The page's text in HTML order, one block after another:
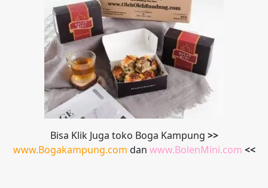
Bisa Klik Juga toko Boga Kampung >>
www.Bogakampung.com dan www.BolenMini.com <<